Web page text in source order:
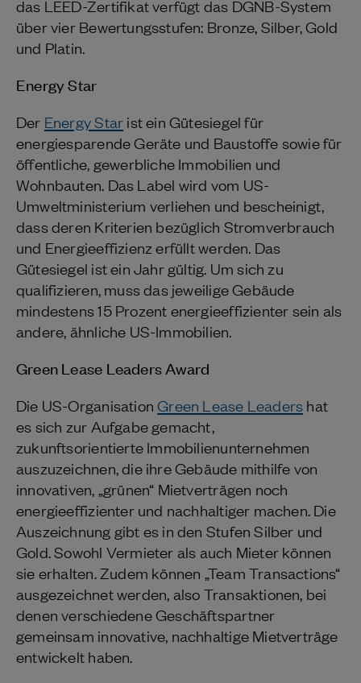
das LEED-Zertifikat verfügt das DGNB-System
über vier Bewertungsstufen: Bronze, Silber, Gold
und Platin.
Energy Star
Der Energy Star ist ein Gütesiegel für
energiesparende Geräte und Baustoffe sowie für
öffentliche, gewerbliche Immobilien und
Wohnbauten. Das Label wird vom US-
Umweltministerium verliehen und bescheinigt,
dass deren Kriterien bezüglich Stromverbrauch
und Energieeffizienz erfüllt werden. Das
Gütesiegel ist ein Jahr gültig. Um sich zu
qualifizieren, muss das jeweilige Gebäude
mindestens 15 Prozent energieeffizienter sein als
andere, ähnliche US-Immobilien.
Green Lease Leaders Award
Die US-OrganisationGreen Lease Leaders hat
es sich zur Aufgabe gemacht,
zukunftsorientierte Immobilienunternehmen
auszuzeichnen, die ihre Gebäude mithilfe von
innovativen, „grünen“ Mietverträgen noch
energieeffizienter und nachhaltiger machen. Die
Auszeichnung gibt es in den Stufen Silber und
Gold. Sowohl Vermieter als auch Mieter können
sie erhalten. Zudem können „Team Transactions“
ausgezeichnet werden, also Transaktionen, bei
denen verschiedene Geschäftspartner
gemeinsam innovative, nachhaltige Mietverträge
entwickelt haben.